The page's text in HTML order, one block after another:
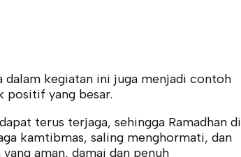
dalam kegiatan ini juga menjadi contoh
positif yang besar.
terus terjaga, sehingga Ramadhan di
kamtibmas, saling menghormati, dan
aman, damai dan penuh